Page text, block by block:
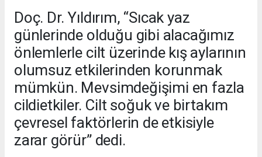
Doç. Dr. Yıldırım, “Sıcak yaz
günlerinde olduğu gibi alacağımız
önlemlerle cilt üzerinde kış aylarının
olumsuz etkilerinden korunmak
mümkün. Mevsimdeğişimi en fazla
cildietkiler. Cilt soğuk ve birtakım
çevresel faktörlerin de etkisiyle
zarar görür” dedi.